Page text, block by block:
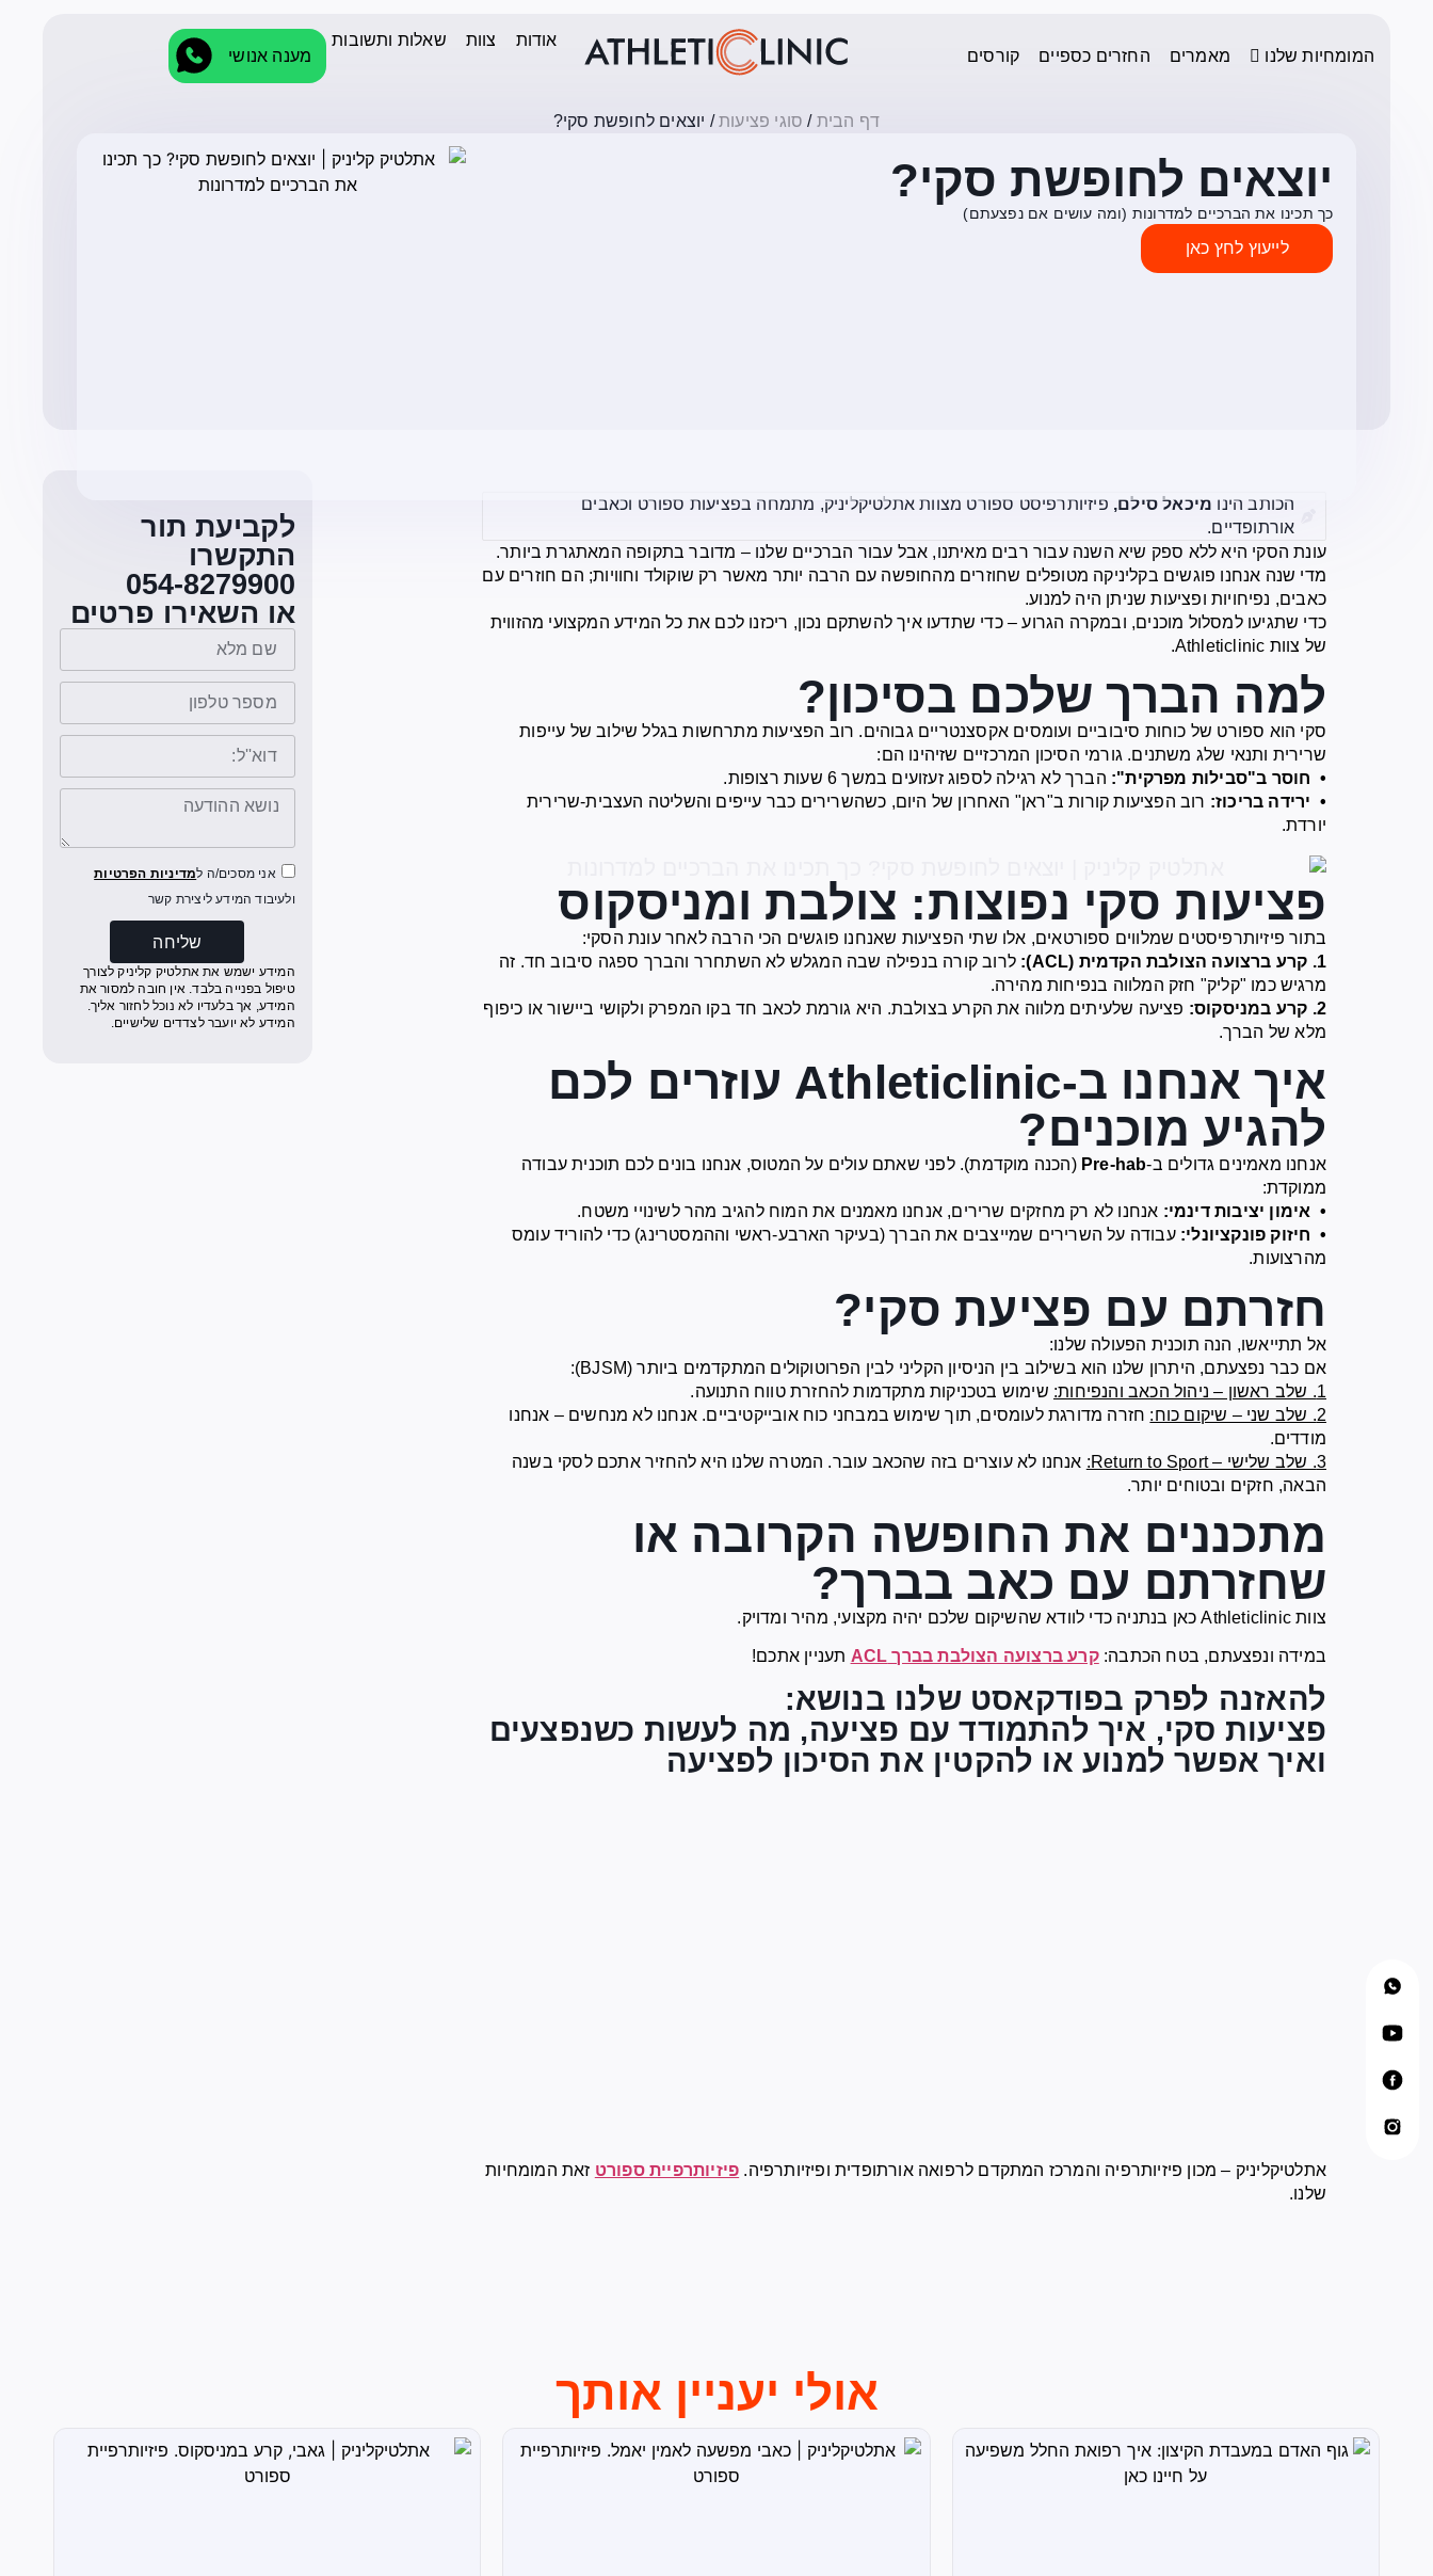
המומחיות שלנו מאמרים החזרים כספיים קורסים
אודות צוות
שאלות ותשובות
מענה אנושי
דף הבית / סוגי פציעות/ יוצאים לחופשת סקי?
יוצאים לחופשת סקי?
כך תכינו את הברכיים למדרונות (ומה עושים אם נפצעתם)
לייעוץ לחץ כאן
הכותב הינו מיכאל סילם, פיזיותרפיסט ספורט מצוות אתלטיקליניק, מתמחה בפציעות ספורט וכאבים
אורתופדיים.
עונת הסקי היא ללא ספק שיא השנה עבור רבים מאיתנו, אבל עבור הברכיים שלנו – מדובר בתקופה המאתגרת ביותר.
מדי שנה אנחנו פוגשים בקליניקה מטופלים שחוזרים מהחופשה עם הרבה יותר מאשר רק שוקולד וחוויות; הם חוזרים עם
כאבים, נפיחויות ופציעות שניתן היה למנוע.
כדי שתגיעו למסלול מוכנים, ובמקרה הגרוע – כדי שתדעו איך להשתקם נכון, ריכזנו לכם את כל המידע המקצועי מהזווית
של צוות Athleticlinic.
למה הברך שלכם בסיכון?
סקי הוא ספורט של כוחות סיבוביים ועומסים אקסצנטריים גבוהים. רוב הפציעות מתרחשות בגלל שילוב של עייפות
שרירית ותנאי שלג משתנים. גורמי הסיכון המרכזיים שזיהינו הם:
• חוסר ב"סבילות מפרקית": הברך לא רגילה לספוג זעזועים במשך 6 שעות רצופות.
• ירידה בריכוז: רוב הפציעות קורות ב"ראן" האחרון של היום, כשהשרירים כבר עייפים והשליטה העצבית-שרירית
יורדת.
פציעות סקי נפוצות: צולבת ומניסקוס
בתור פיזיותרפיסטים שמלווים ספורטאים, אלו שתי הפציעות שאנחנו פוגשים הכי הרבה לאחר עונת הסקי:
1. קרע ברצועה הצולבת הקדמית (ACL):
לרוב קורה בנפילה שבה המגלש לא השתחרר והברך ספגה סיבוב חד. זה
מרגיש כמו "קליק" חזק המלווה בנפיחות מהירה.
2. קרע במניסקוס:
פציעה שלעיתים מלווה את הקרע בצולבת. היא גורמת לכאב חד בקו המפרק ולקושי ביישור או כיפוף
מלא של הברך.
איך אנחנו ב-Athleticlinic עוזרים לכם
להגיע מוכנים?
אנחנו מאמינים גדולים ב-Pre-hab (הכנה מוקדמת). לפני שאתם עולים על המטוס, אנחנו בונים לכם תוכנית עבודה
ממוקדת:
• אימון יציבות דינמי: אנחנו לא רק מחזקים שרירים, אנחנו מאמנים את המוח להגיב מהר לשינויי משטח.
• חיזוק פונקציונלי: עבודה על השרירים שמייצבים את הברך (בעיקר הארבע-ראשי וההמסטרינג) כדי להוריד עומס
מהרצועות.
חזרתם עם פציעת סקי?
אל תתייאשו, הנה תוכנית הפעולה שלנו:
אם כבר נפצעתם, היתרון שלנו הוא בשילוב בין הניסיון הקליני לבין הפרוטוקולים המתקדמים ביותר (BJSM):
1. שלב ראשון – ניהול הכאב והנפיחות:
שימוש בטכניקות מתקדמות להחזרת טווח התנועה.
2. שלב שני – שיקום כוח:
חזרה מדורגת לעומסים, תוך שימוש במבחני כוח אובייקטיביים. אנחנו לא מנחשים – אנחנו
מודדים.
3. שלב שלישי – Return to Sport:
אנחנו לא עוצרים בזה שהכאב עובר. המטרה שלנו היא להחזיר אתכם לסקי בשנה
הבאה, חזקים ובטוחים יותר.
מתכננים את החופשה הקרובה או
שחזרתם עם כאב בברך?
צוות Athleticlinic כאן בנתניה כדי לוודא שהשיקום שלכם יהיה מקצועי, מהיר ומדויק.
במידה ונפצעתם, בטח הכתבה:קרע ברצועה הצולבת בברך ACL תעניין אתכם!
להאזנה לפרק בפודקאסט שלנו בנושא:
פציעות סקי, איך להתמודד עם פציעה, מה לעשות כשנפצעים
ואיך אפשר למנוע או להקטין את הסיכון לפציעה
אתלטיקליניק – מכון פיזיותרפיה והמרכז המתקדם לרפואה אורתופדית ופיזיותרפיה. פיזיותרפיית ספורט זאת המומחיות
שלנו.
לקביעת תור
התקשרו
054-8279900
או השאירו פרטים
אני מסכים/ה למדיניות הפרטיות
ולעיבוד המידע ליצירת קשר
שליחה
המידע ישמש את אתלטיק קליניק לצורך
טיפול בפנייה בלבד. אין חובה למסור את
המידע, אך בלעדיו לא נוכל לחזור אליך.
המידע לא יועבר לצדדים שלישיים.
אולי יעניין אותך